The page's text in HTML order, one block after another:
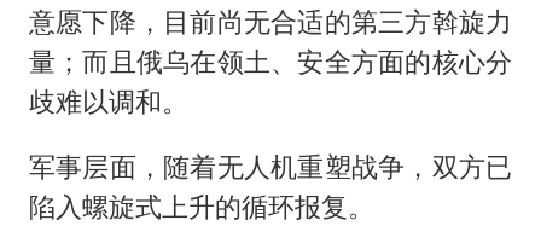
意愿下降，目前尚无合适的第三方斡旋力
量；而且俄乌在领土、安全方面的核心分
歧难以调和。
军事层面，随着无人机重塑战争，双方已
陷入螺旋式上升的循环报复。